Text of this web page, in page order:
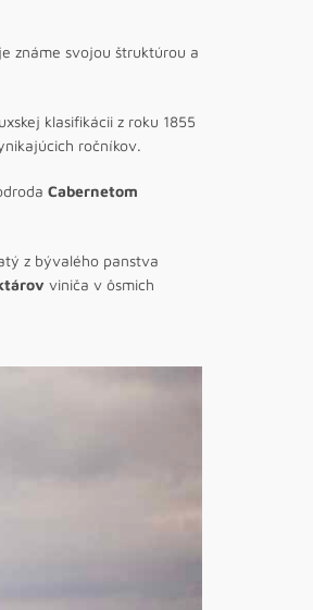
známe svojou štruktúrou a
klasifikácii z roku 1855
ročníkov.
Cabernetom
z bývalého panstva
viniča v ôsmich